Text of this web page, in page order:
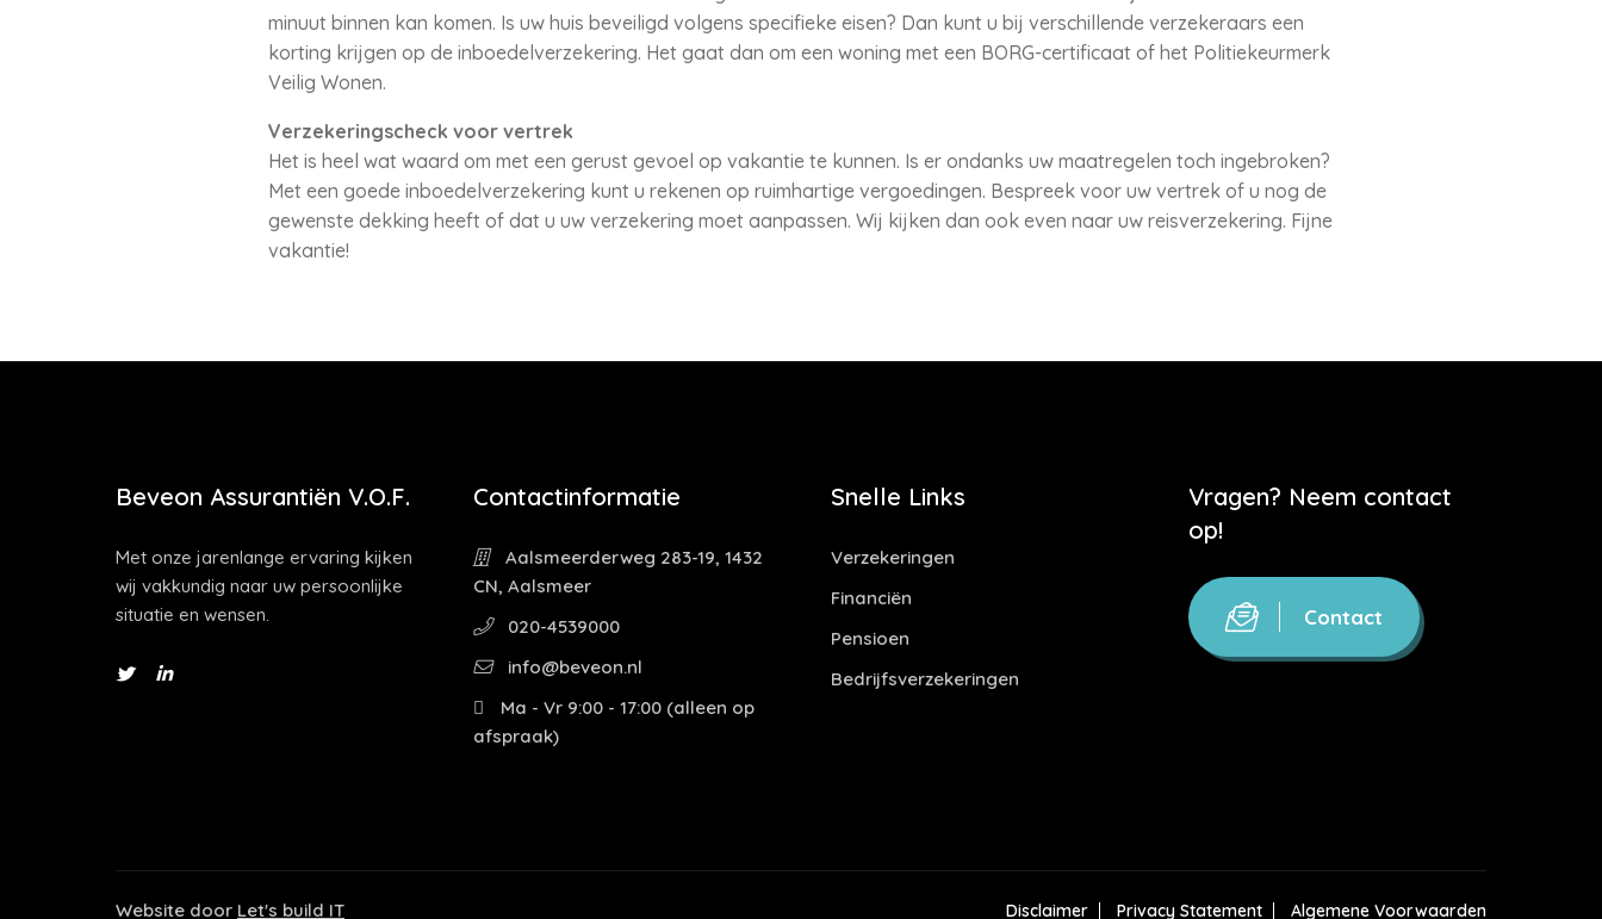
minuut binnen kan komen. Is uw huis beveiligd volgens specifieke eisen? Dan kunt u bij verschillende verzekeraars een
korting krijgen op de inboedelverzekering. Het gaat dan om een woning met een BORG-certificaat of het Politiekeurmerk
Veilig Wonen.
Verzekeringscheck voor vertrek
Het is heel wat waard om met een gerust gevoel op vakantie te kunnen. Is er ondanks uw maatregelen toch ingebroken?
Met een goede inboedelverzekering kunt u rekenen op ruimhartige vergoedingen. Bespreek voor uw vertrek of u nog de
gewenste dekking heeft of dat u uw verzekering moet aanpassen. Wij kijken dan ook even naar uw reisverzekering. Fijne
vakantie!
Beveon Assurantiën V.O.F.
Met onze jarenlange ervaring kijken
wij vakkundig naar uw persoonlijke
situatie en wensen.
Contactinformatie
Aalsmeerderweg 283-19, 1432
CN, Aalsmeer
020-4539000
info@beveon.nl
Ma - Vr 9:00 - 17:00 (alleen op
afspraak)
Snelle Links
Verzekeringen
Financiën
Pensioen
Bedrijfsverzekeringen
Vragen? Neem contact
op!
Contact
Website door Let's build IT Disclaimer Privacy Statement Algemene Voorwaarden